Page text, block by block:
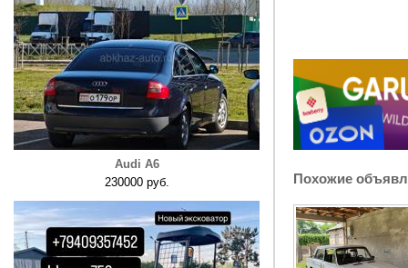
Audi A6
230000 руб.
Похожие